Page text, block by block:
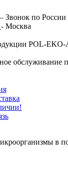
Звонок по России
- Москва
POL-
обслуживание
в